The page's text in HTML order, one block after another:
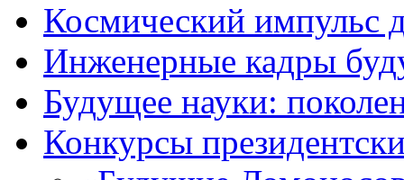
Космический импульс
Инженерные кадры
Будущее науки:
Конкурсы